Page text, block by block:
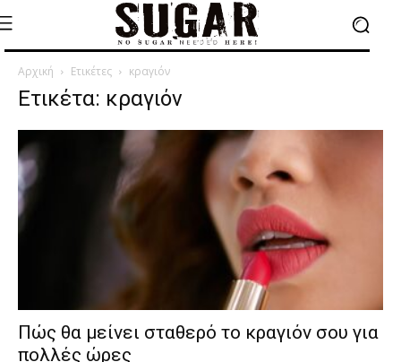
Αρχική Ετικέτες κραγιόν
Ετικέτα: κραγιόν
Πώς θα μείνει σταθερό το κραγιόν σου για
πολλές ώρες